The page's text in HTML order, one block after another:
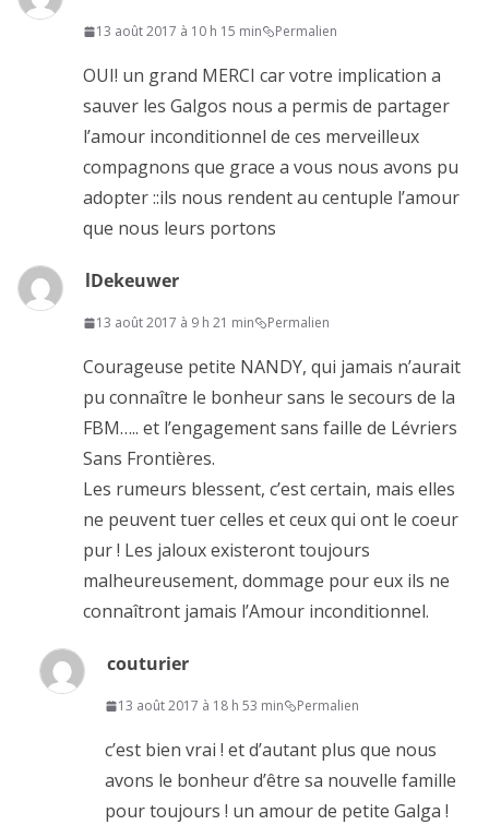
13 août 2017 à 10 h 15 min Permalien
OUI! un grand MERCI car votre implication a
sauver les Galgos nous a permis de partager
l’amour inconditionnel de ces merveilleux
compagnons que grace a vous nous avons pu
adopter ::ils nous rendent au centuple l’amour
que nous leurs portons
lDekeuwer
13 août 2017 à 9 h 21 min Permalien
Courageuse petite NANDY, qui jamais n’aurait
pu connaître le bonheur sans le secours de la
FBM….. et l’engagement sans faille de Lévriers
Sans Frontières.
Les rumeurs blessent, c’est certain, mais elles
ne peuvent tuer celles et ceux qui ont le coeur
pur ! Les jaloux existeront toujours
malheureusement, dommage pour eux ils ne
connaîtront jamais l’Amour inconditionnel.
couturier
13 août 2017 à 18 h 53 min Permalien
c’est bien vrai ! et d’autant plus que nous
avons le bonheur d’être sa nouvelle famille
pour toujours ! un amour de petite Galga !